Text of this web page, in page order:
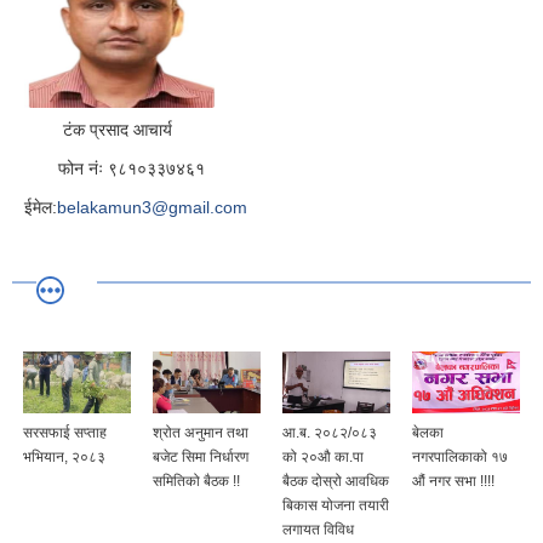
टंक प्रसाद आचार्य
फोन नंः ९८१०३३७४६१
ईमेल:belakamun3@gmail.com
सरसफाई सप्ताह
भभियान, २०८३
श्रोत अनुमान तथा
बजेट सिमा निर्धारण
समितिको बैठक !!
आ.ब. २०८२/०८३
को २०औ का.पा
बैठक दोस्रो आवधिक
बिकास योजना तयारी
लगायत विविध
बेलका
नगरपालिकाको १७
औं नगर सभा !!!!